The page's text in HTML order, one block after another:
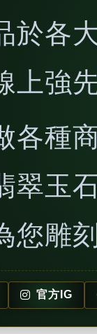
於各
上強
各種
翠玉
您雕
官方IG